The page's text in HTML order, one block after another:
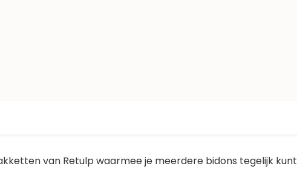
van Retulp waarmee je meerdere bidons tegelijk kunt